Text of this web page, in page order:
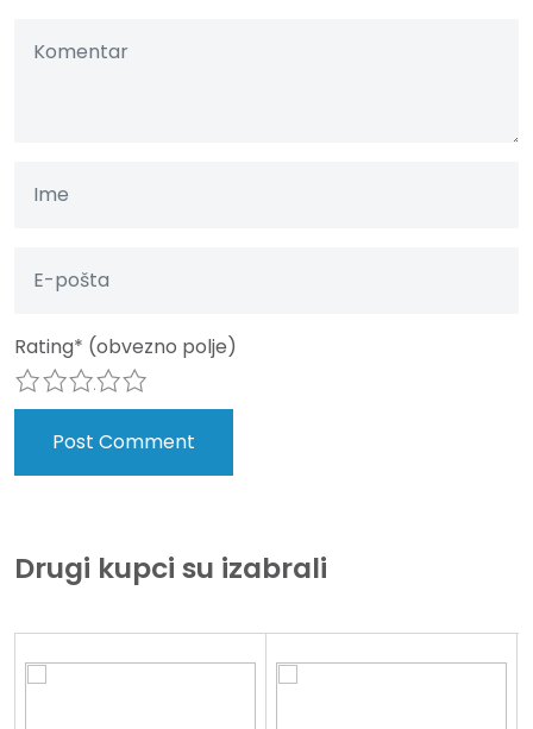
Rating* (obvezno polje)
5
4
3
2
Drugi kupci su izabrali